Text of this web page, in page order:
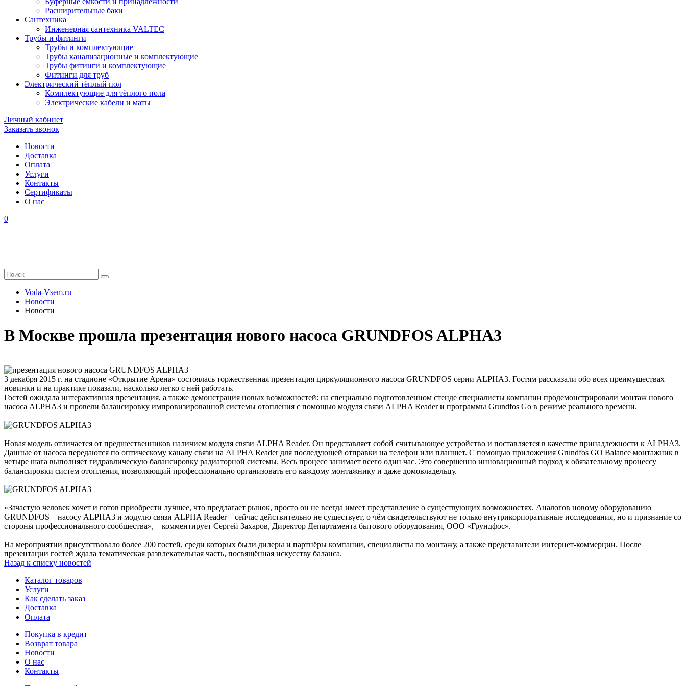
Расширительные баки
Сантехника
Инженерная сантехника VALTEC
Трубы и фитинги
Трубы и комплектующие
Трубы канализационные и комплектующие
Трубы фитинги и комплектующие
Фитинги для труб
Электрический тёплый пол
Комплектующие для тёплого пола
Электрические кабели и маты
Личный кабинет
Заказать звонок
Новости
Доставка
Оплата
Услуги
Контакты
Cертификаты
О нас
0
Voda-Vsem.ru
Новости
Новости
В Москве прошла презентация нового насоса GRUNDFOS ALPHA3
3 декабря 2015 г. на стадионе «Открытие Арена» состоялась торжественная презентация циркуляционного насоса GRUNDFOS серии ALPHA3. Гостям рассказали обо всех преимуществах
новинки и на практике показали, насколько легко с ней работать.
Гостей ожидала интерактивная презентация, а также демонстрация новых возможностей: на специально подготовленном стенде специалисты компании продемонстрировали монтаж нового
насоса ALPHA3 и провели балансировку импровизированной системы отопления с помощью модуля связи ALPHA Reader и программы Grundfos Go в режиме реального времени.
Новая модель отличается от предшественников наличием модуля связи ALPHA Reader. Он представляет собой считывающее устройство и поставляется в качестве принадлежности к ALPHA3.
Данные от насоса передаются по оптическому каналу связи на ALPHA Reader для последующей отправки на телефон или планшет. С помощью приложения Grundfos GO Balance монтажник в
четыре шага выполняет гидравлическую балансировку радиаторной системы. Весь процесс занимает всего один час. Это совершенно инновационный подход к обязательному процессу
балансировки систем отопления, позволяющий профессионально организовать его каждому монтажнику и даже домовладельцу.
«Зачастую человек хочет и готов приобрести лучшее, что предлагает рынок, просто он не всегда имеет представление о существующих возможностях. Аналогов новому оборудованию
GRUNDFOS – насосу ALPHA3 и модулю связи ALPHA Reader – сейчас действительно не существует, о чём свидетельствуют не только внутрикорпоративные исследования, но и признание со
стороны профессионального сообщества», – комментирует Сергей Захаров, Директор Департамента бытового оборудования, ООО «Грундфос».
На мероприятии присутствовало более 200 гостей, среди которых были дилеры и партнёры компании, специалисты по монтажу, а также представители интернет-коммерции. После
презентации гостей ждала тематическая развлекательная часть, посвящённая искусству баланса.
Назад к списку новостей
Каталог товаров
Услуги
Как сделать заказ
Доставка
Оплата
Покупка в кредит
Возврат товара
Новости
О нас
Контакты